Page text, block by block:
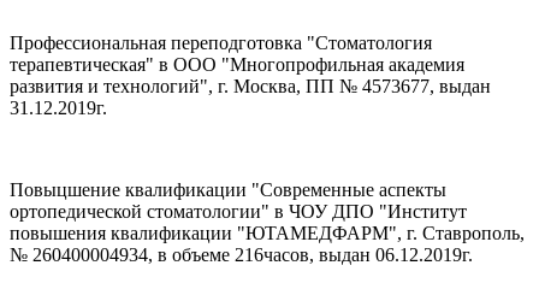
Профессиональная переподготовка "Стоматология
терапевтическая" в ООО "Многопрофильная академия
развития и технологий", г. Москва, ПП № 4573677, выдан
31.12.2019г.
Повыцшение квалификации "Современные аспекты
ортопедической стоматологии" в ЧОУ ДПО "Институт
повышения квалификации "ЮТАМЕДФАРМ", г. Ставрополь,
№ 260400004934, в объеме 216часов, выдан 06.12.2019г.